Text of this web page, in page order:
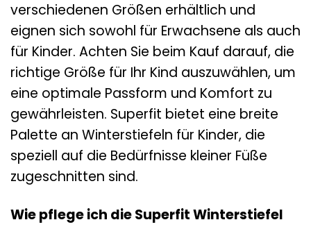
verschiedenen Größen erhältlich und
eignen sich sowohl für Erwachsene als auch
für Kinder. Achten Sie beim Kauf darauf, die
richtige Größe für Ihr Kind auszuwählen, um
eine optimale Passform und Komfort zu
gewährleisten. Superfit bietet eine breite
Palette an Winterstiefeln für Kinder, die
speziell auf die Bedürfnisse kleiner Füße
zugeschnitten sind.
Wie pflege ich die Superfit Winterstiefel